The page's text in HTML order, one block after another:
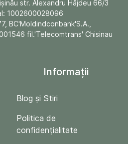
str. Alexandru Hâjdeu 66/3
1002600028096
BC'Moldindconbank'S.A.,
fil.'Telecomtrans' Chisinau
Informații
Blog și Stiri
Politica de
confidențialitate